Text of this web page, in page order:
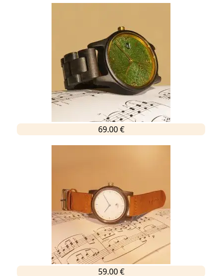
69.00 €
59.00 €